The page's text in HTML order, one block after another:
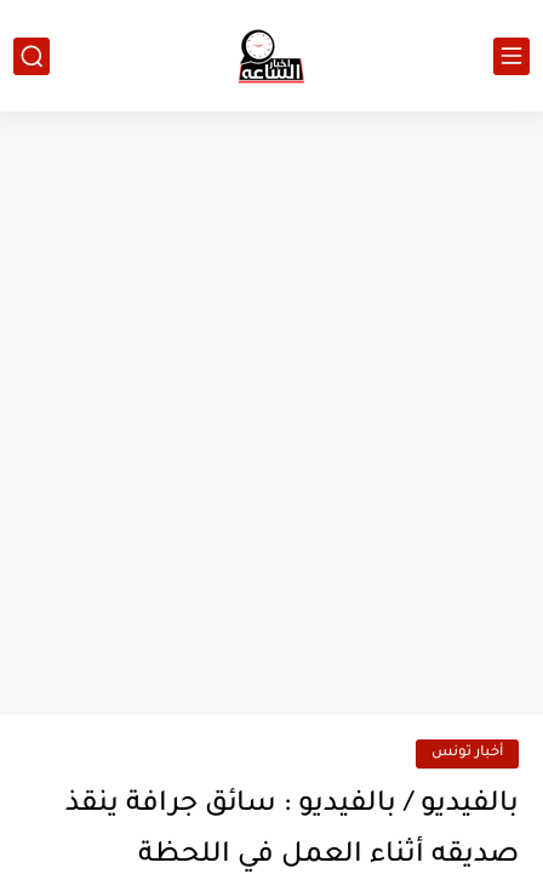
أخبار تونس
بالفيديو / بالفيديو : سائق جرافة ينقذ
صديقه أثناء العمل في اللحظة